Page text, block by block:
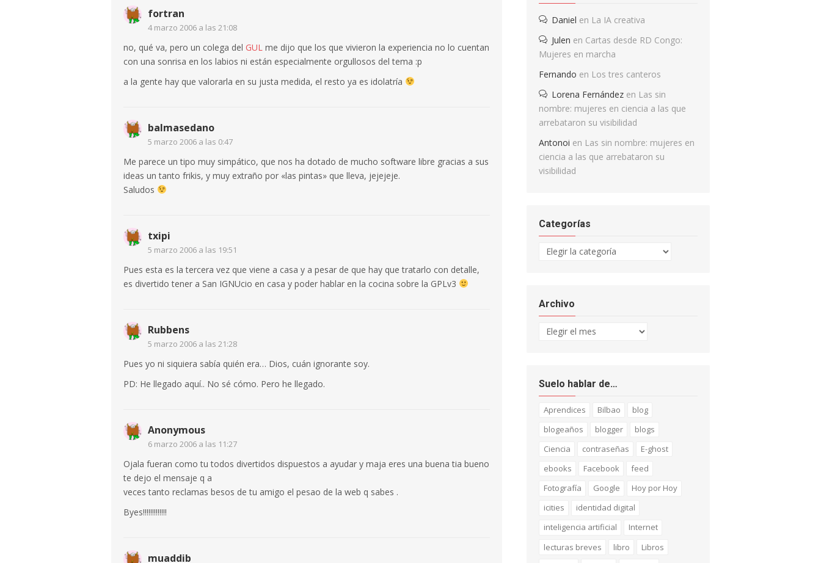
fortran
4 marzo 2006 a las 21:08
no, qué va, pero un colega del GUL me dijo que los que vivieron la experiencia no lo cuentan
con una sonrisa en los labios ni están especialmente orgullosos del tema :p
a la gente hay que valorarla en su justa medida, el resto ya es idolatría
balmasedano
5 marzo 2006 a las 0:47
Me parece un tipo muy simpático, que nos ha dotado de mucho software libre gracias a sus
ideas un tanto frikis, y muy extraño por «las pintas» que lleva, jejejeje.
Saludos
txipi
5 marzo 2006 a las 19:51
Pues esta es la tercera vez que viene a casa y a pesar de que hay que tratarlo con detalle,
es divertido tener a San IGNUcio en casa y poder hablar en la cocina sobre la GPLv3
Rubbens
5 marzo 2006 a las 21:28
Pues yo ni siquiera sabía quién era… Dios, cuán ignorante soy.
PD: He llegado aquí.. No sé cómo. Pero he llegado.
Anonymous
6 marzo 2006 a las 11:27
Ojala fueran como tu todos divertidos dispuestos a ayudar y maja eres una buena tia bueno
te dejo el mensaje q a
veces tanto reclamas besos de tu amigo el pesao de la web q sabes .
Byes!!!!!!!!!!!!!
muaddib
Daniel en La IA creativa
Julen en Cartas desde RD Congo:
Mujeres en marcha
Fernando en Los tres canteros
Lorena Fernández en Las sin
nombre: mujeres en ciencia a las que
arrebataron su visibilidad
Antonoi en Las sin nombre: mujeres en
ciencia a las que arrebataron su
visibilidad
Categorías
Categorías
Archivo
Archivo
Suelo hablar de…
Aprendices Bilbao
blog
blogeaños
blogger
blogs
Ciencia
contraseñas
E-ghost
ebooks
Facebook
feed
Fotografía
Google
Hoy por Hoy
icities
identidad digital
inteligencia artificial
Internet
lecturas breves
libro
Libros